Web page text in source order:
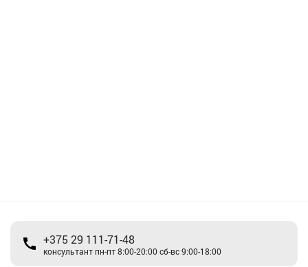
+375 29 111-71-48
консультант пн-пт 8:00-20:00 сб-вс 9:00-18:00